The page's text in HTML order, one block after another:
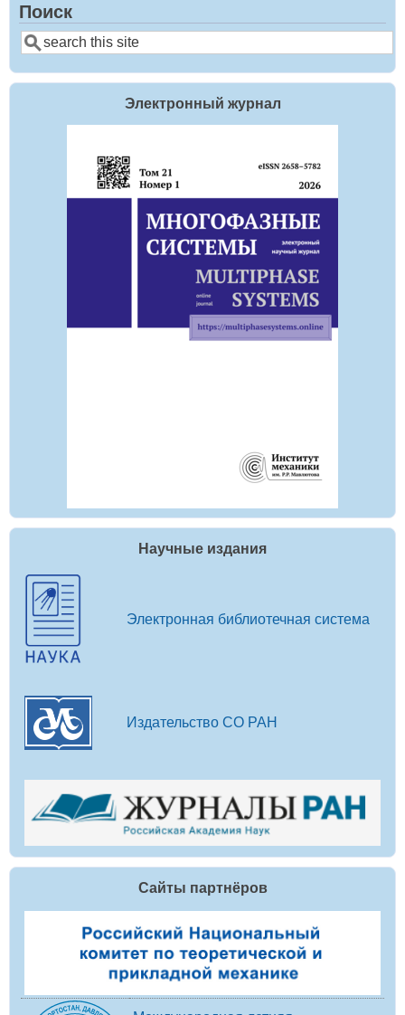
Поиск
Search
Электронный журнал
Научные издания
Электронная библиотечная система
Издательство СО РАН
Сайты партнёров